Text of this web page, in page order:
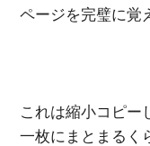
ページを完璧に覚
これは縮小コピー
一枚にまとまるく